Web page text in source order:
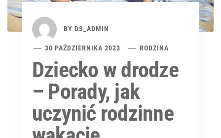
BY DS_ADMIN
30 PAŹDZIERNIKA 2023 RODZINA
Dziecko w drodze
– Porady, jak
uczynić rodzinne